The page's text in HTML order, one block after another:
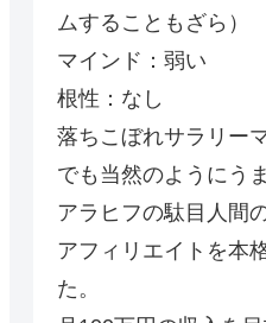
ムすることもざら）
マインド：弱い
根性：なし
落ちこぼれサラリー
でも当然のようにう
アラヒフの駄目人間
アフィリエイトを本
た。